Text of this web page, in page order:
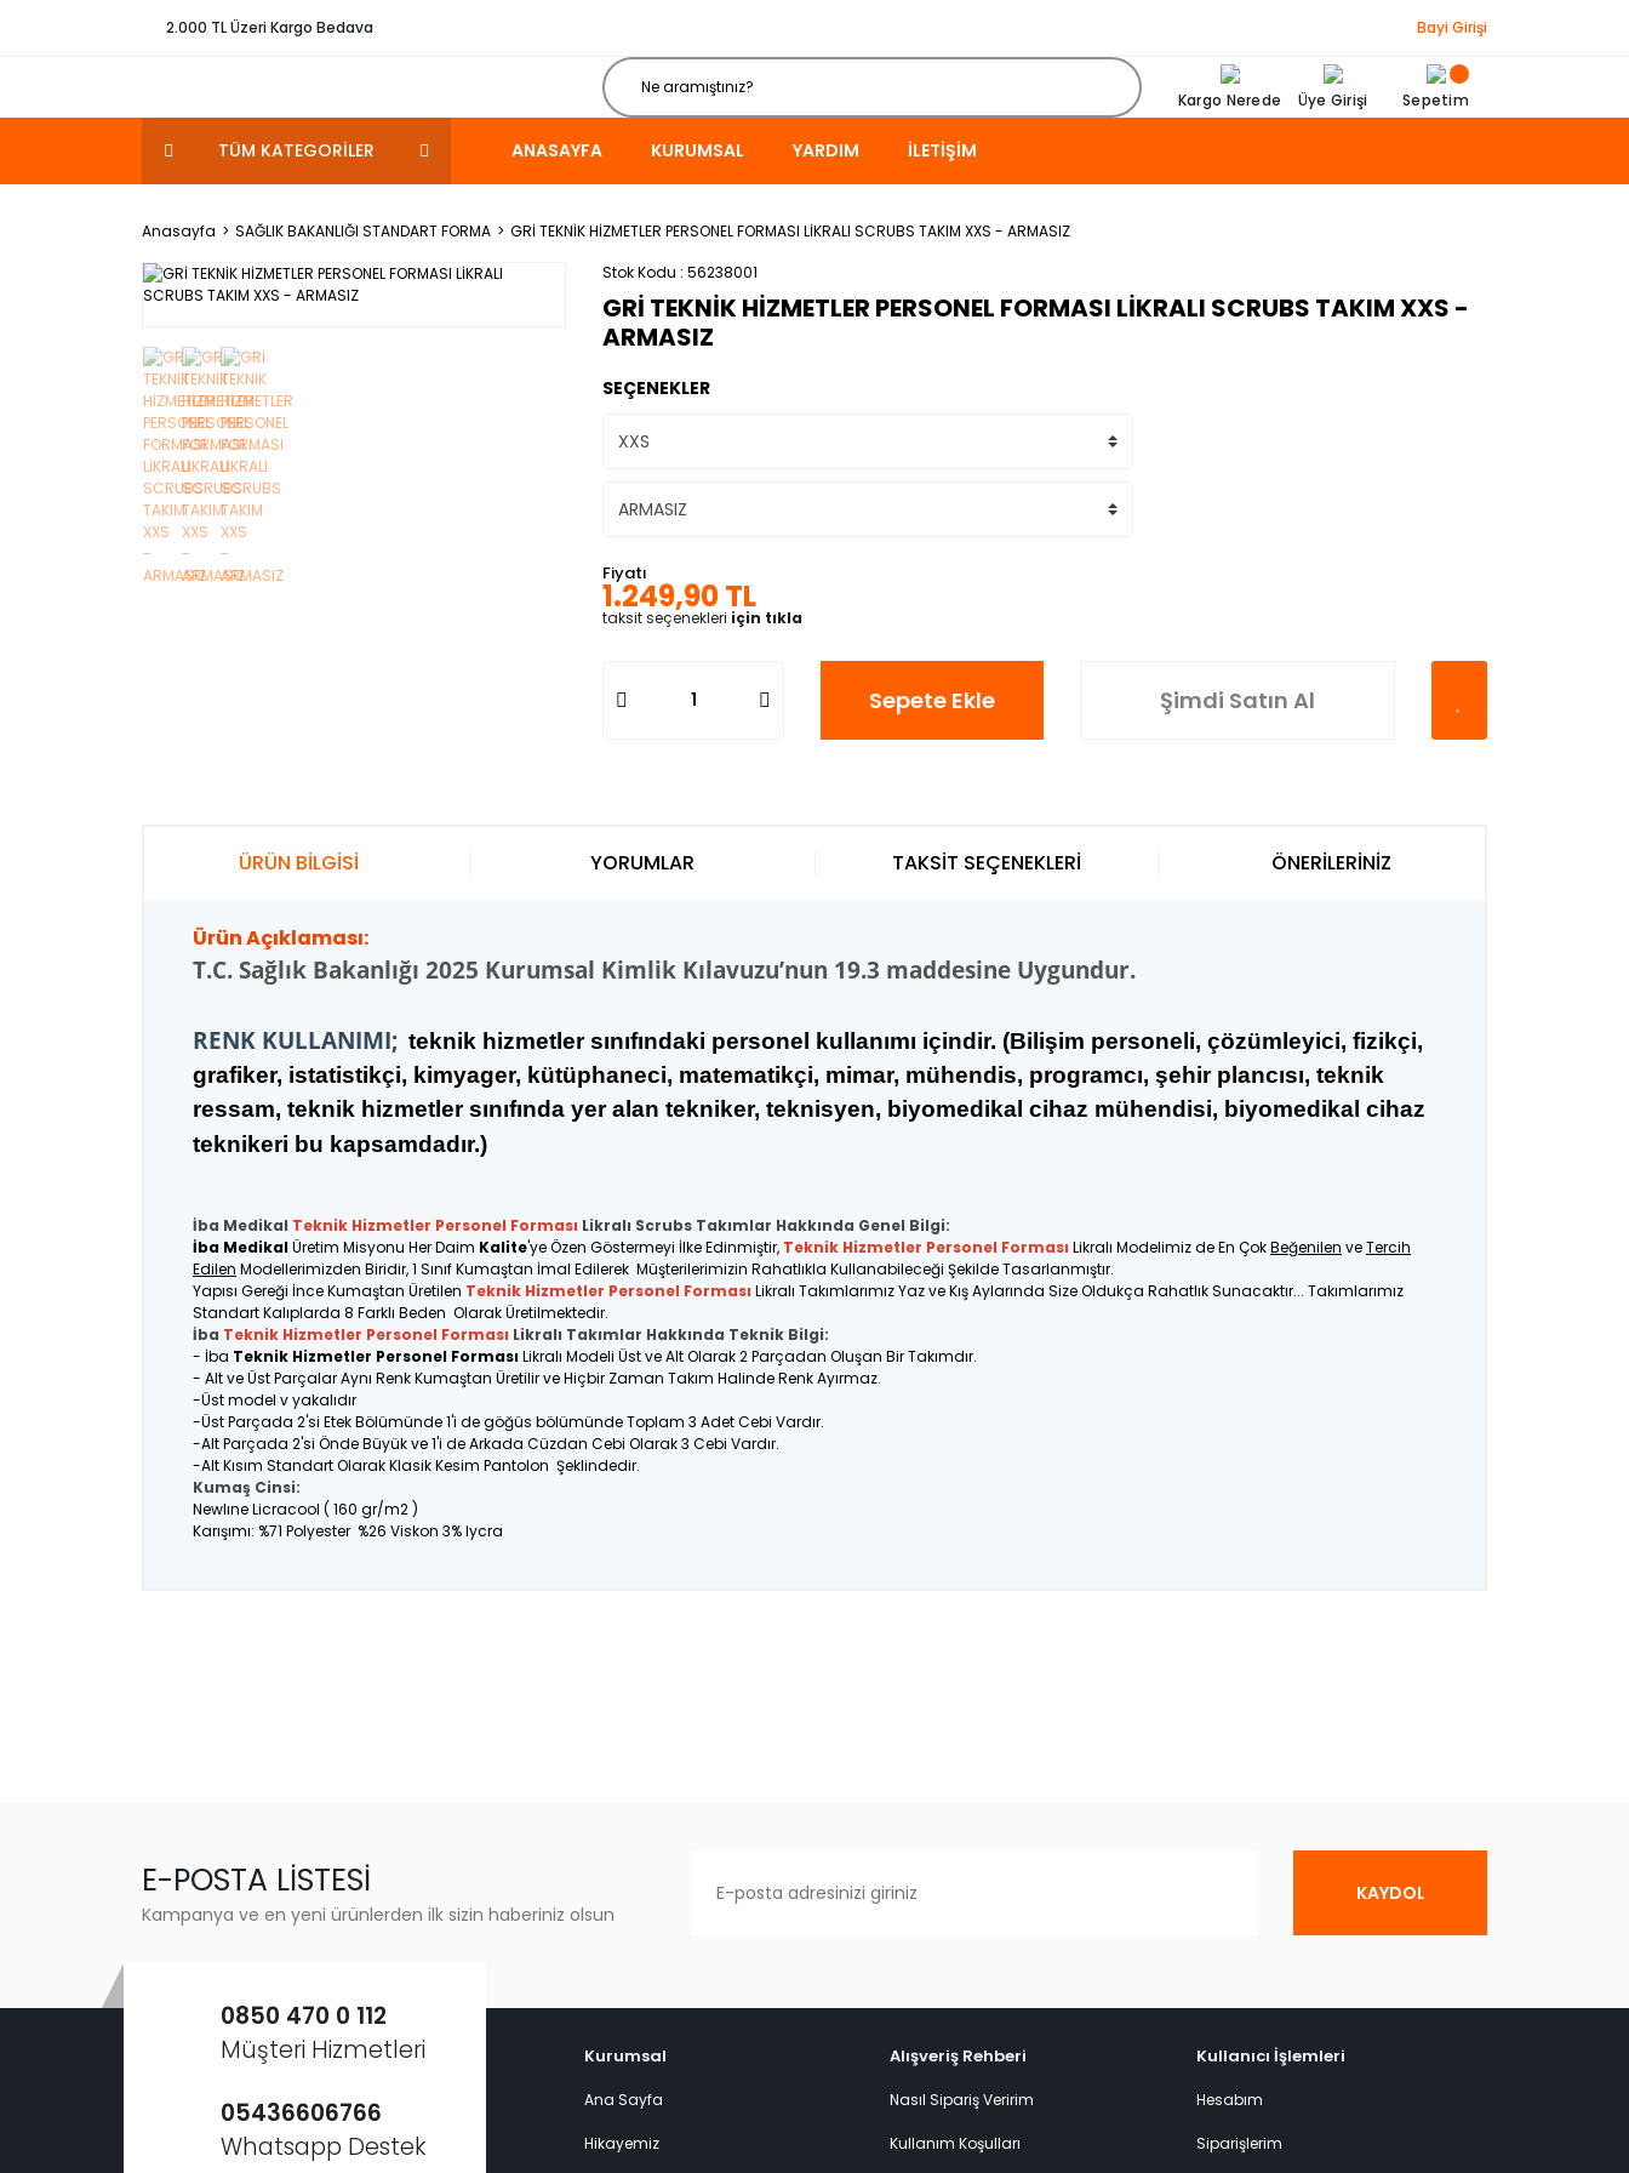
2.000 TL Üzeri Kargo Bedava Bayi Girişi
Kargo Nerede Üye Girişi Sepetim
TÜM KATEGORİLER ANASAYFA KURUMSAL YARDIM İLETIŞIM
Anasayfa SAĞLIK BAKANLIĞI STANDART FORMA
GRİ TEKNİK HİZMETLER PERSONEL FORMASI LİKRALI SCRUBS TAKIM XXS - ARMASIZ
Stok Kodu 56238001
GRİ TEKNİK HİZMETLER PERSONEL FORMASI LİKRALI SCRUBS TAKIM XXS -
ARMASIZ
SEÇENEKLER
Fiyatı
1.249,90 TL
taksit seçenekleri için tıkla
Sepete Ekle Şimdi Satın Al
ÜRÜN BİLGİSİ
Ürün Açıklaması:
T.C. Sağlık Bakanlığı 2025 Kurumsal Kimlik Kılavuzu’nun 19.3 maddesine Uygundur.
RENK KULLANIMI; teknik hizmetler sınıfındaki personel kullanımı içindir. (Bilişim personeli, çözümleyici, fizikçi,
grafiker, istatistikçi, kimyager, kütüphaneci, matematikçi, mimar, mühendis, programcı, şehir plancısı, teknik
ressam, teknik hizmetler sınıfında yer alan tekniker, teknisyen, biyomedikal cihaz mühendisi, biyomedikal cihaz
teknikeri bu kapsamdadır.)
İba Medikal Teknik Hizmetler Personel Forması Likralı Scrubs Takımlar Hakkında Genel Bilgi:
İba MedikalÜretim Misyonu Her Daim Kalite'ye Özen Göstermeyi İlke Edinmiştir, Teknik Hizmetler Personel Forması Likralı Modelimiz de En ÇokBeğenilen veTercih
Edilen Modellerimizden Biridir, 1 Sınıf Kumaştan İmal Edilerek Müşterilerimizin Rahatlıkla Kullanabileceği Şekilde Tasarlanmıştır.
Yapısı Gereği İnce Kumaştan Üretilen Teknik Hizmetler Personel Forması Likralı Takımlarımız Yaz ve Kış Aylarında Size Oldukça Rahatlık Sunacaktır... Takımlarımız
Standart Kalıplarda 8 Farklı Beden Olarak Üretilmektedir.
İba Teknik Hizmetler Personel Forması Likralı Takımlar Hakkında Teknik Bilgi:
- İba Teknik Hizmetler Personel FormasıLikralı Modeli Üst ve Alt Olarak 2 Parçadan Oluşan Bir Takımdır.
- Alt ve Üst Parçalar Aynı Renk Kumaştan Üretilir ve Hiçbir Zaman Takım Halinde Renk Ayırmaz.
-Üst model v yakalıdır
-Üst Parçada 2'si Etek Bölümünde 1'i de göğüs bölümünde Toplam 3 Adet Cebi Vardır.
-Alt Parçada 2'si Önde Büyük ve 1'i de Arkada Cüzdan Cebi Olarak 3 Cebi Vardır.
-Alt Kısım Standart Olarak Klasik Kesim Pantolon Şeklindedir.
Kumaş Cinsi:
Newlıne Licracool ( 160 gr/m2 )
Karışımı: %71 Polyester %26 Viskon 3% lycra
YORUMLAR TAKSİT SEÇENEKLERİ ÖNERİLERİNİZ
E-POSTA LİSTESİ
Kampanya ve en yeni ürünlerden ilk sizin haberiniz olsun
KAYDOL
0850 470 0 112
Müşteri Hizmetleri
05436606766
Whatsapp Destek
Kurumsal
Ana Sayfa
Hikayemiz
Alışveriş Rehberi
Nasıl Sipariş Veririm
Kullanım Koşulları
Kullanıcı İşlemleri
Hesabım
Siparişlerim